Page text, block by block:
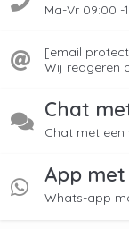
Ma-Vr 09:00 -
[email
Wij reageren
Chat
Chat met een
App
Whats-app